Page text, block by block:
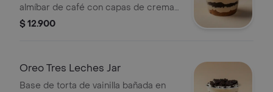
almíbar de café con capas de crema
de tiramisú y Oreo.
$ 12.900
Oreo Tres Leches Jar
Base de torta de vainilla bañada en